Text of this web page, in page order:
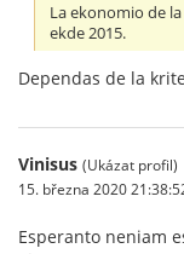
La ekonomio de
ekde 2015.
Dependas de la
Vinisus (Ukázat profil)
15. března 2020
Esperanto neniam